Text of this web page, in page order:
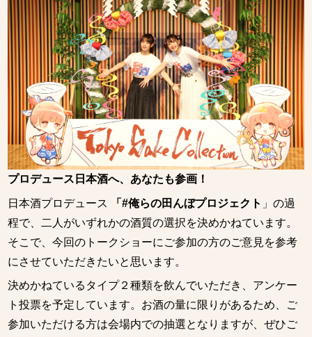
プロデュース日本酒へ、あなたも参画！
日本酒プロデュース 「#俺らの田んぼプロジェクト 」の過
程で、二人がいずれかの酒質の選択を決めかねています。
そこで、今回のトークショーにご参加の方のご意見を参考
にさせていただきたいと思います。
決めかねているタイプ２種類を飲んでいただき、アンケー
ト投票を予定しています。お酒の量に限りがあるため、ご
参加いただける方は会場内での抽選となりますが、ぜひご